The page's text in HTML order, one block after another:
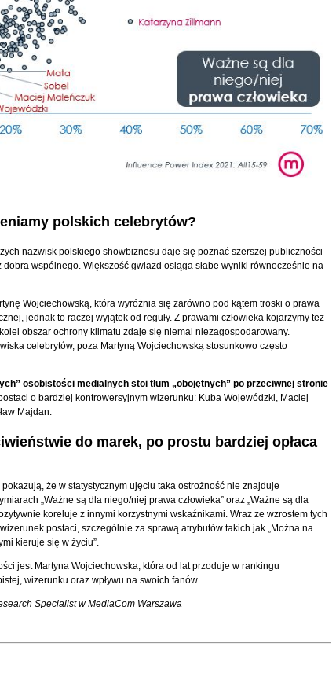
polskich celebrytów?
nazwisk polskiego showbiznesu daje się poznać szerszej publiczności
wspólnego. Większość gwiazd osiąga słabe wyniki równocześnie na
Wojciechowską, która wyróżnia się zarówno pod kątem troski o prawa
jednak to raczej wyjątek od reguły. Z prawami człowieka kojarzymy też
obszar ochrony klimatu zdaje się niemal niezagospodarowany.
celebrytów, poza Martyną Wojciechowską stosunkowo często
osobistości medialnych stoi tłum „obojętnych” po przeciwnej stronie
o bardziej kontrowersyjnym wizerunku: Kuba Wojewódzki, Maciej
Majdan.
do marek, po prostu bardziej opłaca
że w statystycznym ujęciu taka ostrożność nie znajduje
„Ważne są dla niego/niej prawa człowieka” oraz „Ważne są dla
koreluje z innymi korzystnymi wskaźnikami. Wraz ze wzrostem tych
postaci, szczególnie za sprawą atrybutów takich jak „Można na
kieruje się w życiu”.
jest Martyna Wojciechowska, która od lat przoduje w rankingu
wizerunku oraz wpływu na swoich fanów.
Specialist w MediaCom Warszawa